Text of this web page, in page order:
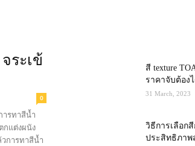
ระเข้
0
ารทาสีน้ำ
กแต่งผนัง
การทาสีน้ำ
สี texture
ราคาจับต้อง
31 March, 2023
วิธีการเลือก
ประสิทธิภาพ